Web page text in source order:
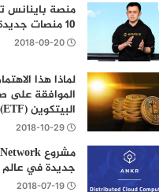
10 منصات جديدة في عام 2019
2018-09-20
لماذا هذا
الموافقة على
البيتكوين (ETF)؟
2018-10-29
جديدة في عالم
2018-07-19